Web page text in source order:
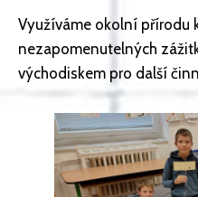
Využíváme okolní přírodu
nezapomenutelných
východiskem pro další